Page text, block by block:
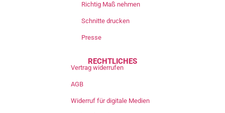
Richtig Maß nehmen
Schnitte drucken
Presse
RECHTLICHES
Vertrag widerrufen
AGB
Widerruf für digitale Medien